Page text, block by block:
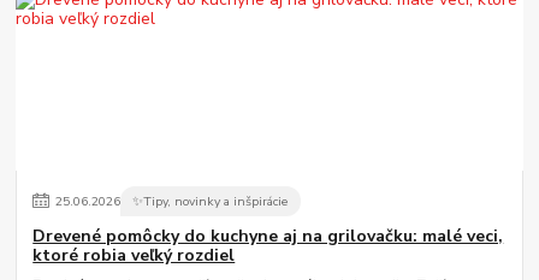
25.06.2026 ✨Tipy, novinky a inšpirácie
Drevené pomôcky do kuchyne aj na grilovačku: malé veci,
ktoré robia veľký rozdiel